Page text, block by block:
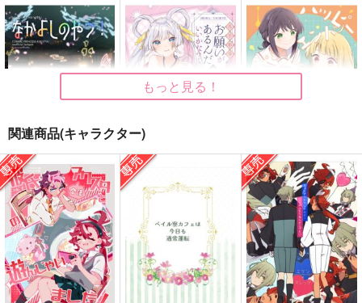
なかよしのやつ！
ふわふわパレット
315円（税込）
かぐや×酒寄彩葉
サンプル
作品詳細
ハッピーエンドパンケ
ーキ
ふわふわパレット
1,100円（税込）
酒寄彩葉
サンプル
小人のケーキ屋さん
海世界旅行
1,415円（税込）
サンプル
なかよしのやつ！
ふわふわパレット
315円（税込）
超かぐや姫！
かぐや×酒寄彩葉
サンプル
八千年分お願いがある
んだ いいかな？
ふわふわパレット
944 （税込）
超かぐや姫！
酒寄彩葉×月見ヤチヨ
ハッピーエンドパンケ
ーキ
ふわふわパレット
1,100 （税込）
超かぐや姫！
酒寄彩葉
かぐや
月見ヤチヨ
サンプル
もっと見る！
関連商品(キャラクター)